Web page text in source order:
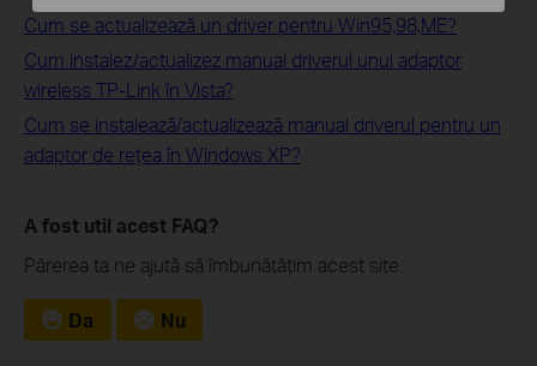
Cum se actualizează un driver pentru Win95,98,ME?
Cum instalez/actualizez manual driverul unui adaptor
wireless TP-Link în Vista?
Cum se instalează/actualizează manual driverul pentru un
adaptor de reţea în Windows XP?
A fost util acest FAQ?
Părerea ta ne ajută să îmbunătățim acest site.
Da Nu